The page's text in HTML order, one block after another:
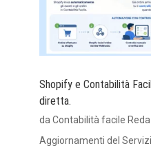
Shopify e Contabilità
diretta.
daContabilità facile
Aggiornamenti del